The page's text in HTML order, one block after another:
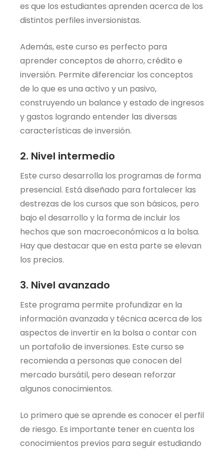
es que los estudiantes aprenden acerca de los
distintos perfiles inversionistas.
Además, este curso es perfecto para
aprender conceptos de ahorro, crédito e
inversión. Permite diferenciar los conceptos
de lo que es una activo y un pasivo,
construyendo un balance y estado de ingresos
y gastos logrando entender las diversas
características de inversión.
2. Nivel intermedio
Este curso desarrolla los programas de forma
presencial. Está diseñado para fortalecer las
destrezas de los cursos que son básicos, pero
bajo el desarrollo y la forma de incluir los
hechos que son macroeconómicos a la bolsa.
Hay que destacar que en esta parte se elevan
los precios.
3. Nivel avanzado
Este programa permite profundizar en la
información avanzada y técnica acerca de los
aspectos de invertir en la bolsa o contar con
un portafolio de inversiones. Este curso se
recomienda a personas que conocen del
mercado bursátil, pero desean reforzar
algunos conocimientos.
Lo primero que se aprende es conocer el perfil
de riesgo. Es importante tener en cuenta los
conocimientos previos para seguir estudiando